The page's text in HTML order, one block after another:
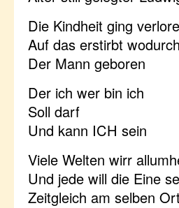
Die Kindheit ging
Auf das erstirbt wodurch
Der Mann geboren
Der ich wer bin ich
Soll darf
Und kann ICH sein
Viele Welten wirr
Und jede will die Eine
Zeitgleich am selben Ort